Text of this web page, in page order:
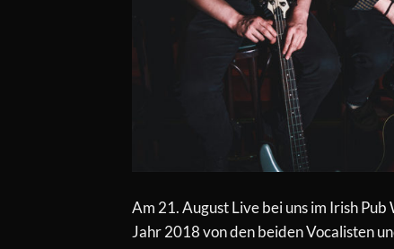
Am 21. August Live bei uns im Irish
Jahr 2018 von den beiden Vocalisten